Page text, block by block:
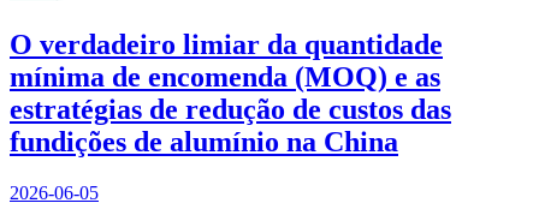
O verdadeiro limiar da quantidade
mínima de encomenda (MOQ) e as
estratégias de redução de custos das
fundições de alumínio na China
2026-06-05